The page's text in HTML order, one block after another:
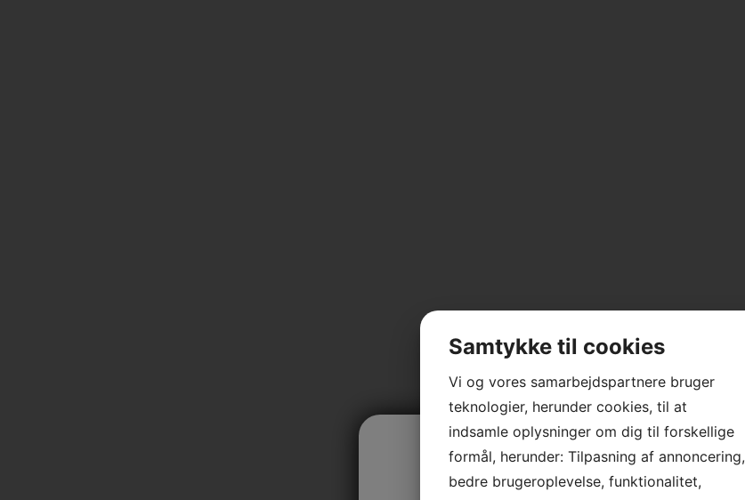
Humlehøj-Skolen:
Stråbjergvej 5
6400 Sønderborg
E-mail:
sonderborg@tandreguleringshuset.dk
I ferietiden er følgende klinikker lukket:
Sønderborg: tilbage 10-8-26
Ribe: tilbage 3-8-26
Samtykke til cookies
Vi og vores samarbejdspartnere bruger
teknologier, herunder cookies, til at
indsamle oplysninger om dig til forskellige
formål, herunder: Tilpasning af annoncering,
bedre brugeroplevelse, funktionalitet,